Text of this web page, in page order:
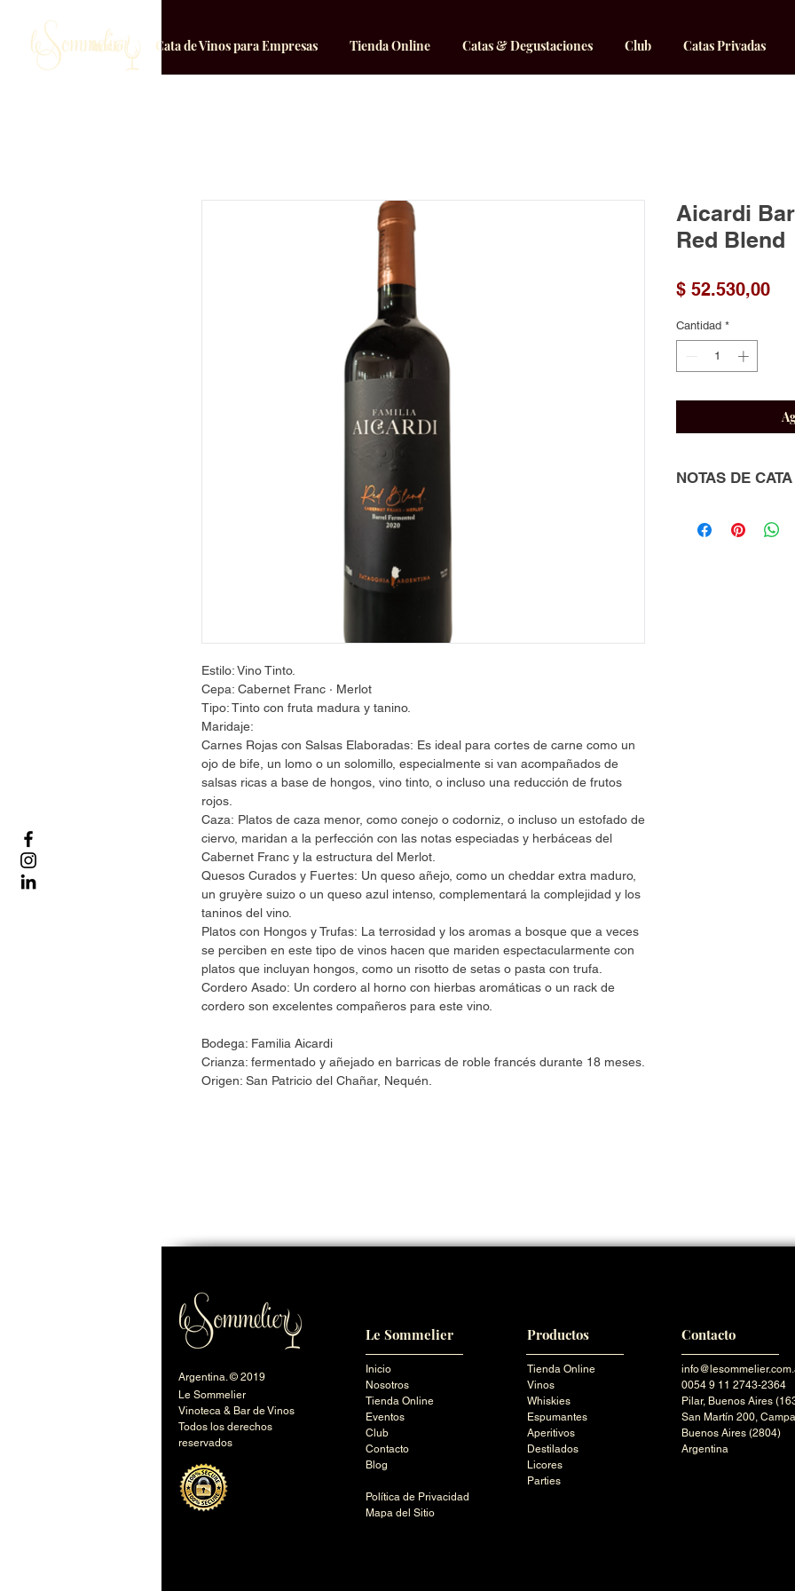
Inicio Cata de Vinos para Empresas Tienda Online Catas & Degustaciones Club Catas Privadas
Estilo: Vino Tinto.
Cepa: Cabernet Franc · Merlot
Tipo: Tinto con fruta madura y tanino.
Maridaje:
Carnes Rojas con Salsas Elaboradas: Es ideal para cortes de carne como un
ojo de bife, un lomo o un solomillo, especialmente si van acompañados de
salsas ricas a base de hongos, vino tinto, o incluso una reducción de frutos
rojos.
Caza: Platos de caza menor, como conejo o codorniz, o incluso un estofado de
ciervo, maridan a la perfección con las notas especiadas y herbáceas del
Cabernet Franc y la estructura del Merlot.
Quesos Curados y Fuertes: Un queso añejo, como un cheddar extra maduro,
un gruyère suizo o un queso azul intenso, complementará la complejidad y los
taninos del vino.
Platos con Hongos y Trufas: La terrosidad y los aromas a bosque que a veces
se perciben en este tipo de vinos hacen que mariden espectacularmente con
platos que incluyan hongos, como un risotto de setas o pasta con trufa.
Cordero Asado: Un cordero al horno con hierbas aromáticas o un rack de
cordero son excelentes compañeros para este vino.
Bodega: Familia Aicardi
Crianza: fermentado y añejado en barricas de roble francés durante 18 meses.
Origen: San Patricio del Chañar, Nequén.
Aicardi
Red Blend
$ 52.530,00
Cantidad *
NOTAS DE CATA
crianza en barrica
Argentina. © 2019
Le Sommelier
Vinoteca & Bar de Vinos
Todos los derechos
reservados
Le Sommelier
Inicio
Nosotros
Tienda Online
Eventos
Club
Contacto
Blog
Política de Privacidad
Mapa del Sitio
Productos
Tienda Online
Vinos
Whiskies
Espumantes
Aperitivos
Destilados
Licores
Parties
Contacto
0054 9 11 2743-2364
Pilar, Buenos Aires
San Martín 200,
Buenos Aires (2804)
Argentina